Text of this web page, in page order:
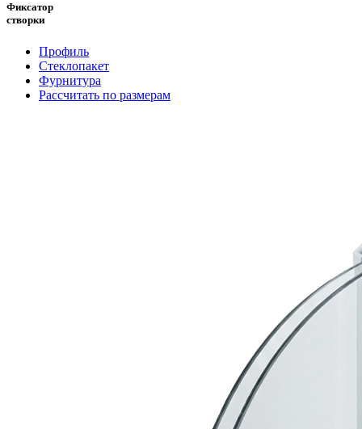
Фиксатор
створки
Профиль
Стеклопакет
Фурнитура
Рассчитать по размерам